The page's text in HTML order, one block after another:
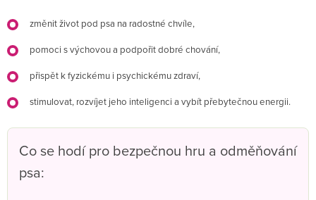
změnit život pod psa na radostné chvíle,
pomoci s výchovou a podpořit dobré chování,
přispět k fyzickému i psychickému zdraví,
stimulovat, rozvíjet jeho inteligenci a vybít přebytečnou energii.
Co se hodí pro bezpečnou hru a odměňování
psa: